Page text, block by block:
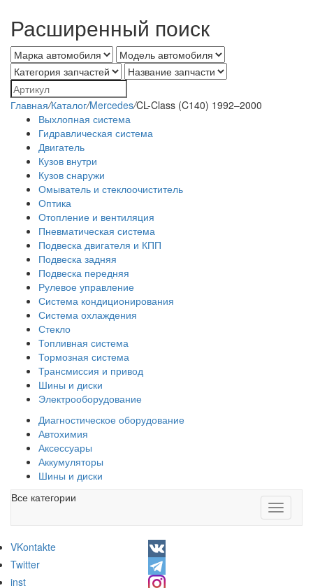
Расширенный поиск
Главная/Каталог/Mercedes/CL-Class (C140) 1992–2000
Выхлопная система
Гидравлическая система
Двигатель
Кузов внутри
Кузов снаружи
Омыватель и стеклоочиститель
Оптика
Отопление и вентиляция
Пневматическая система
Подвеска двигателя и КПП
Подвеска задняя
Подвеска передняя
Рулевое управление
Система кондиционирования
Система охлаждения
Стекло
Топливная система
Тормозная система
Трансмиссия и привод
Шины и диски
Электрооборудование
Диагностическое оборудование
Автохимия
Аксессуары
Аккумуляторы
Шины и диски
Toggle
Все категории
VKontakte
Twitter
inst